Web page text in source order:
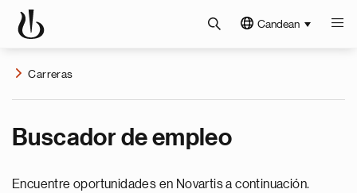
Candean
Carreras
Buscador de empleo
Encuentre oportunidades en Novartis a continuación.